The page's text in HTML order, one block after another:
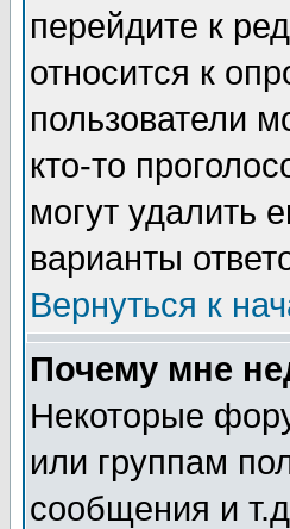
перейдите к
относится к
пользователи
кто-то
могут удалить
варианты
Вернуться к
Почему мне
Некоторые
или группам
сообщения и